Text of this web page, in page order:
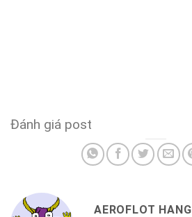
Đánh giá post
AEROFLOT HANG